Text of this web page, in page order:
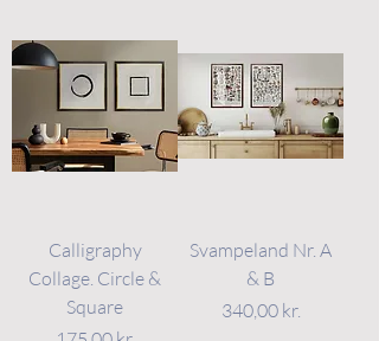
Calligraphy
Collage. Circle &
Square
Svampeland Nr. A
& B
Pris
340,00 kr.